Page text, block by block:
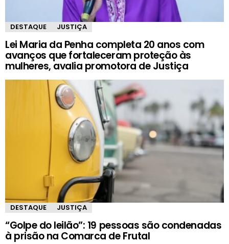
DESTAQUE JUSTIÇA
Lei Maria da Penha completa 20 anos com
avanços que fortaleceram proteção às
mulheres, avalia promotora de Justiça
DESTAQUE JUSTIÇA
“Golpe do leilão”: 19 pessoas são condenadas
à prisão na Comarca de Frutal